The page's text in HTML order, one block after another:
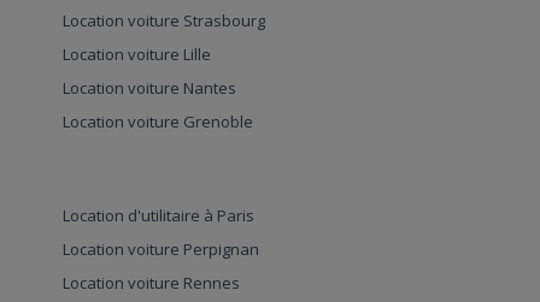
Location voiture Strasbourg
Location voiture Lille
Location voiture Nantes
Location voiture Grenoble
Location d'utilitaire à Paris
Location voiture Perpignan
Location voiture Rennes